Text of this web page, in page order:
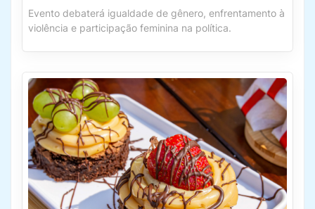
Evento debaterá igualdade de gênero, enfrentamento à
violência e participação feminina na política.